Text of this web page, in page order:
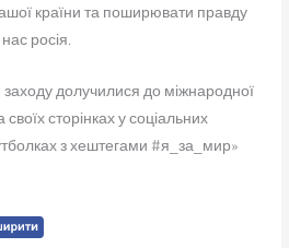
країни та поширювати правду
росія.
долучилися до міжнародної
своїх сторінках у соціальних
з хештегами #я_за_мир»